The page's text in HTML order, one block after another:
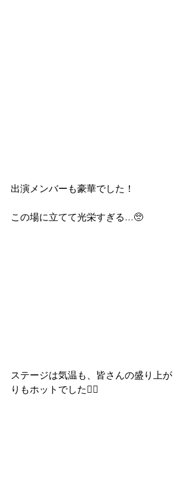
出演メンバーも豪華でした！
この場に立てて光栄すぎる…🥺
ステージは気温も、皆さんの盛り上が
りもホットでした❤️‍🔥